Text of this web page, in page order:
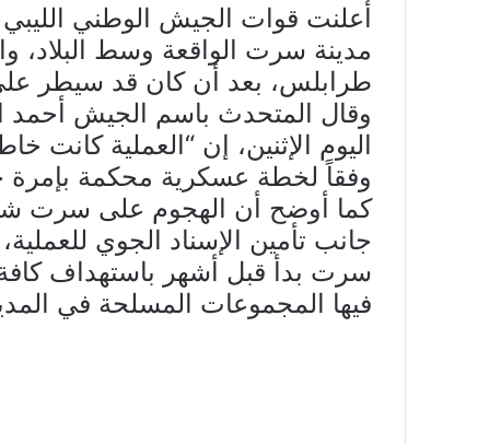
أعلنت قوات الجيش الوطني
طرابلس، بعد أن كان قد سيطر
وقال المتحدث باسم الجيش أحمد
اليوم الإثنين، إن “العملية
وفقاً لخطة عسكرية محكمة بإمرة
كما أوضح أن الهجوم على سرت
جانب تأمين الإسناد الجوي
سرت بدأ قبل أشهر باستهداف كافة
فيها المجموعات المسلحة في